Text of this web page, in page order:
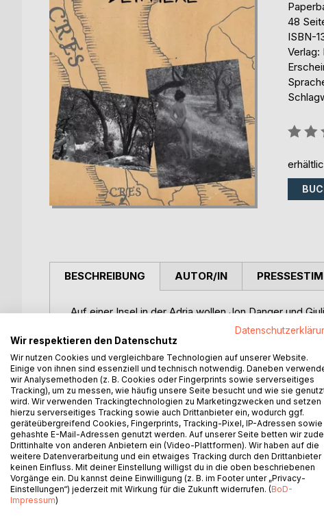
48
ISBN-
Verlag:
BESCHREIBUNG
Auf einer Insel in der Adria wollen Jon Danger und
Rituale durchführt. Die Menschenopfer häufen sich.
Werk ist, die sich mit den Naturgesetzen nicht
Es sind die 1920er Jahre und der Abenteurer und
Welt. Exotische Orte, knatternde Fahrzeuge,
Geheimnissen aus alter Zeit, mit denen Doktor Jon
beweisen zu können.
Jeden Monat gibt es ein neues Abenteuer zu lesen.
AUTOR/IN
WEITERE TITEL BEI
Wir respektieren den Datenschutz
Wir nutzen Cookies und vergleichbare Technologien auf unserer Website.
Einige von ihnen sind essenziell und technisch notwendig. Daneben
wir Analysemethoden (z. B. Cookies oder Fingerprints sowie serverseitiges
Tracking), um zu messen, wie häufig unsere Seite besucht und wie sie
wird. Wir verwenden Trackingtechnologien zu Marketingzwecken und setzen
hierzu serverseitiges Tracking sowie auch Drittanbieter ein, wodurch ggf.
geräteübergreifend Cookies, Fingerprints, Tracking-Pixel, IP-Adressen sowie
gehashte E-Mail-Adressen genutzt werden. Auf unserer Seite betten wir
Drittinhalte von anderen Anbietern ein (Video-Plattformen). Wir haben auf die
weitere Datenverarbeitung und ein etwaiges Tracking durch den Drittanbieter
keinen Einfluss. Mit deiner Einstellung willigst du in die oben beschriebenen
Vorgänge ein. Du kannst deine Einwilligung (z. B. im Footer unter „Privacy-
Einstellungen“) jederzeit mit Wirkung für die Zukunft widerrufen. (BoD-
Impressum)